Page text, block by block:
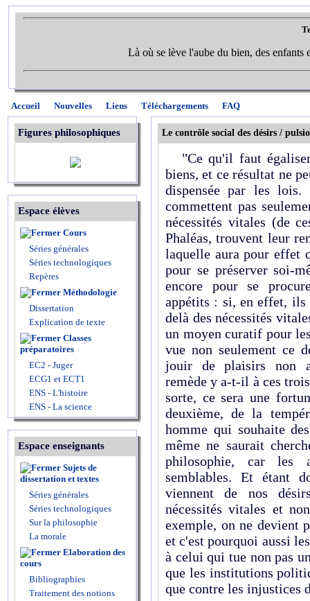
Là où se lève l'aube du bien, des enfants
Accueil Nouvelles Liens Téléchargements FAQ
Figures philosophiques
Espace élèves
Cours
Séries générales
Séries technologiques
Repères
Méthodologie
Dissertation
Explication de texte
Classes
préparatoires
EC2 - Juger
ECG1 et ECT1
ENS - L'histoire
ENS - La science
Espace enseignants
Sujets de
dissertation et textes
Séries générales
Séries technologiques
Sur la philosophie
La morale
Elaboration des
cours
Bibliographies
Traitement des notions
Le contrôle social des désirs /
"Ce qu'il faut
biens, et ce résultat ne
dispensée par les
commettent pas
nécessités vitales (de
Phaléas, trouvent leur
laquelle aura pour effet
pour se préserver soi-
encore pour se
appétits : si, en effet, ils
delà des nécessités
un moyen curatif pour
vue non seulement ce
jouir de plaisirs non
remède y a-t-il à ces
sorte, ce sera une
deuxième, de la
homme qui souhaite
même ne saurait
philosophie, car les
semblables. Et étant
viennent de nos
nécessités vitales et
exemple, on ne devient
et c'est pourquoi aussi
à celui qui tue non pas
que les institutions
que contre les injustices